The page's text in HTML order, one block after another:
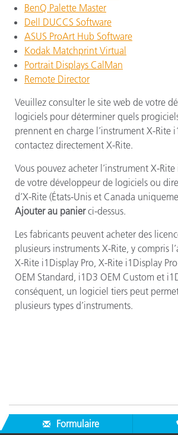
BenQ Palette Master
Dell DUCCS Software
ASUS ProArt Hub Software
Kodak Matchprint Virtual
Portrait Displays CalMan
Remote Director
Veuillez consulter le site web de votre
logiciels pour déterminer quels
prennent en charge l’instrument X-Rite
contactez directement X-Rite.
Vous pouvez acheter l’instrument X-
de votre développeur de logiciels ou
d’X-Rite (États-Unis et Canada
Ajouter au panierci-dessus.
Les fabricants peuvent acheter des
plusieurs instruments X-Rite, y compris
X-Rite i1Display Pro, X-Rite i1Display
OEM Standard, i1D3 OEM Custom et
conséquent, un logiciel tiers peut
plusieurs types d’instruments.
Formulaire